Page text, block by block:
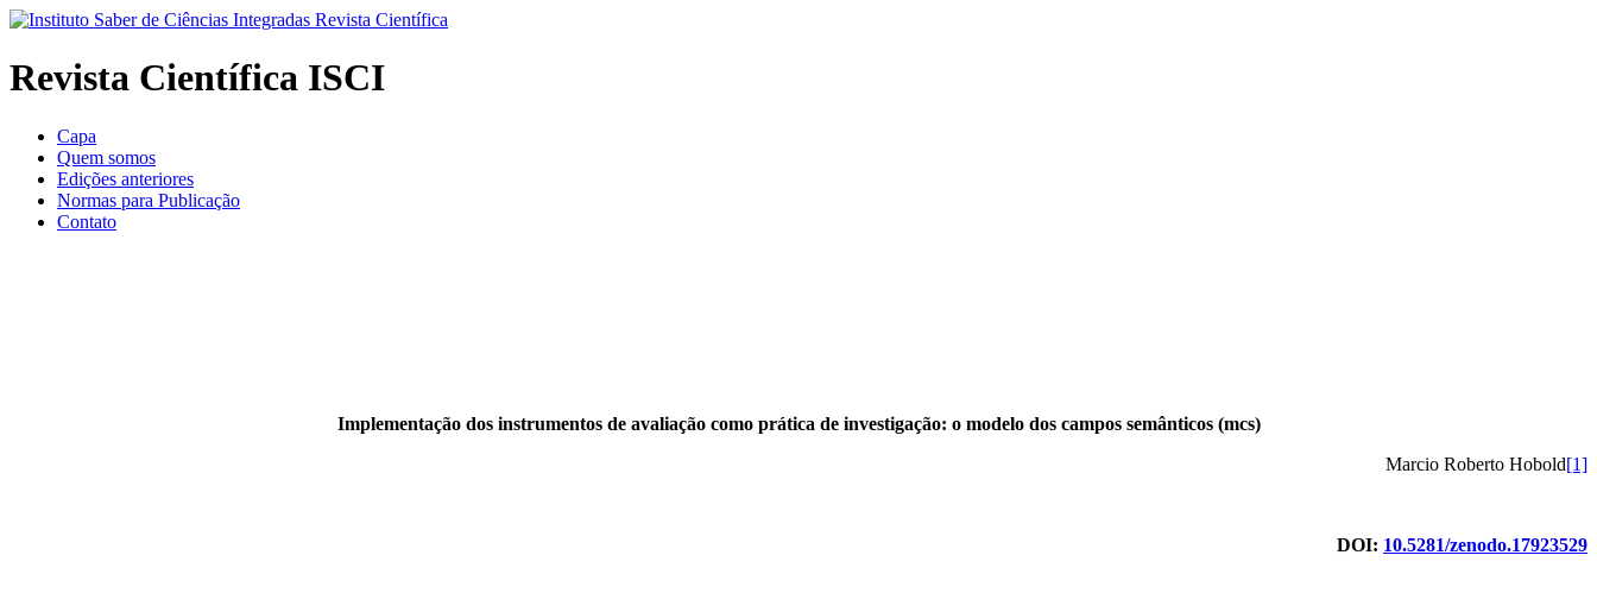
Revista Científica ISCI
Capa
Quem somos
Edições anteriores
Normas para Publicação
Contato
Implementação dos instrumentos de avaliação como prática de investigação: o modelo dos campos semânticos (mcs)
Marcio Roberto Hobold[1]
DOI: 10.5281/zenodo.17923529